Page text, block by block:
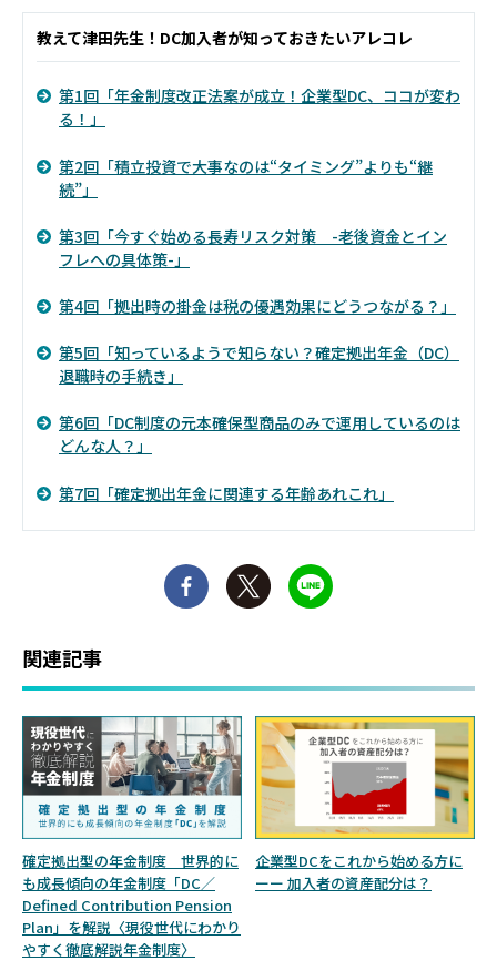
教えて津田先生！DC加入者が知っておきたいアレコレ
第1回「年金制度改正法案が成立！企業型DC、ココが変わ
る！」
第2回「積立投資で大事なのは“タイミング”よりも“継
続”」
第3回「今すぐ始める長寿リスク対策 -老後資金とイン
フレへの具体策-」
第4回「拠出時の掛金は税の優遇効果にどうつながる？」
第5回「知っているようで知らない？確定拠出年金（DC）
退職時の手続き」
第6回「DC制度の元本確保型商品のみで運用しているのは
どんな人？」
第7回「確定拠出年金に関連する年齢あれこれ」
関連記事
確定拠出型の年金制度 世界的に
も成長傾向の年金制度「DC／
Defined Contribution Pension
Plan」を解説〈現役世代にわかり
やすく徹底解説年金制度〉
企業型DCをこれから始める方に
ーー 加入者の資産配分は？